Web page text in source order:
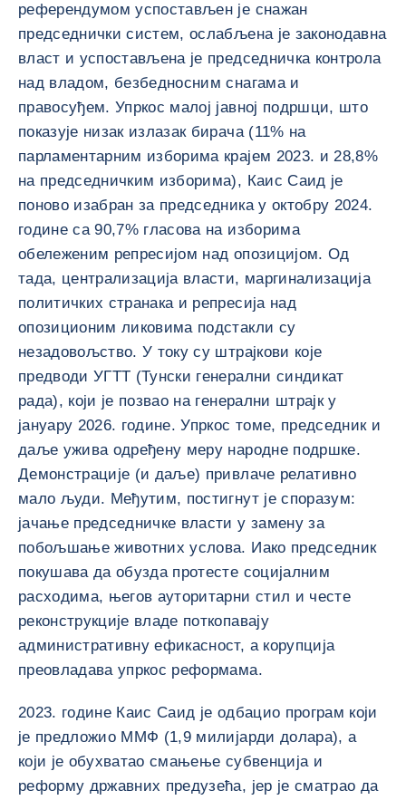
референдумом успостављен је снажан
председнички систем, ослабљена је законодавна
власт и успостављена је председничка контрола
над владом, безбедносним снагама и
правосуђем. Упркос малој јавној подршци, што
показује низак излазак бирача (11% на
парламентарним изборима крајем 2023. и 28,8%
на председничким изборима), Каис Саид је
поново изабран за председника у октобру 2024.
године са 90,7% гласова на изборима
обележеним репресијом над опозицијом. Од
тада, централизација власти, маргинализација
политичких странака и репресија над
опозиционим ликовима подстакли су
незадовољство. У току су штрајкови које
предводи УГТТ (Тунски генерални синдикат
рада), који је позвао на генерални штрајк у
јануару 2026. године. Упркос томе, председник и
даље ужива одређену меру народне подршке.
Демонстрације (и даље) привлаче релативно
мало људи. Међутим, постигнут је споразум:
јачање председничке власти у замену за
побољшање животних услова. Иако председник
покушава да обузда протесте социјалним
расходима, његов ауторитарни стил и честе
реконструкције владе поткопавају
административну ефикасност, а корупција
преовладава упркос реформама.
2023. године Каис Саид је одбацио програм који
је предложио ММФ (1,9 милијарди долара), а
који је обухватао смањење субвенција и
реформу државних предузећа, јер је сматрао да